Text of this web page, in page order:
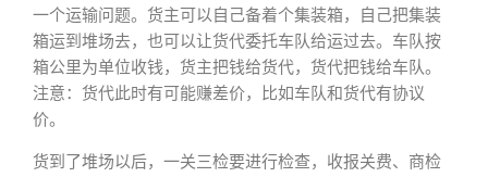
一个运输问题。货主可以自己备着个集装箱，自己把集装
箱运到堆场去，也可以让货代委托车队给运过去。车队按
箱公里为单位收钱，货主把钱给货代，货代把钱给车队。
注意：货代此时有可能赚差价，比如车队和货代有协议
价。
货到了堆场以后，一关三检要进行检查，收报关费、商检